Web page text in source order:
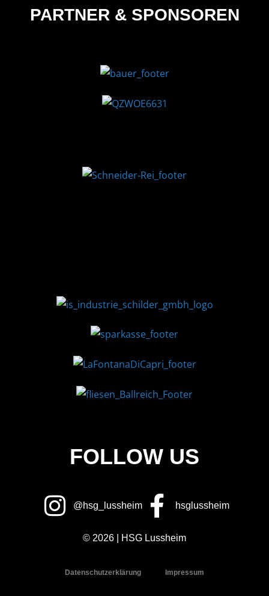
PARTNER & SPONSOREN
FOLLOW US
@hsg_lussheim hsglussheim
© 2026 | HSG Lussheim
Datenschutzerklärung Impressum